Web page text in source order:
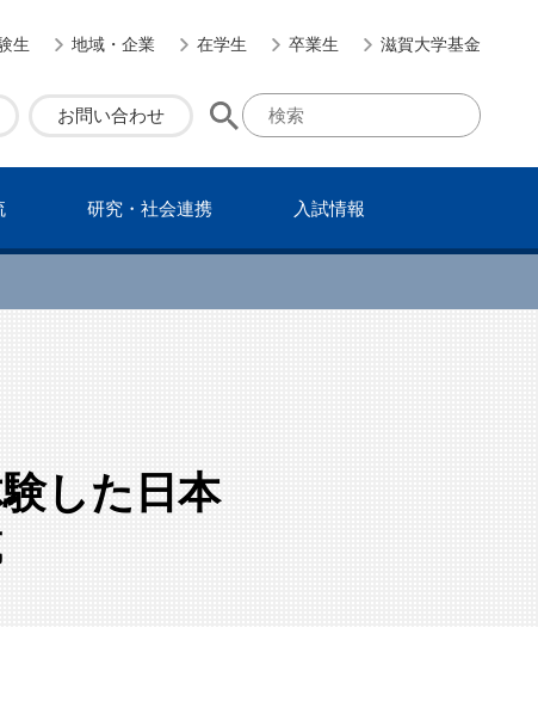
生 地域・企業 在学生 卒業生 滋賀大学基金
お問い合わせ
研究・社会連携 ⼊試情報
した日本